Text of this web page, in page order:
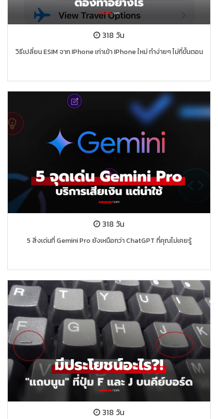
318 วัน
วิธีเปลี่ยน ESIM จาก IPhone เก่าเข้า IPhone ใหม่ ทำง่ายๆ ไม่กี่ขั้นตอน
318 วัน
5 สิ่งเด่นที่ Gemini Pro ยังเหนือกว่า ChatGPT ที่คุณไม่เคยรู้
318 วัน